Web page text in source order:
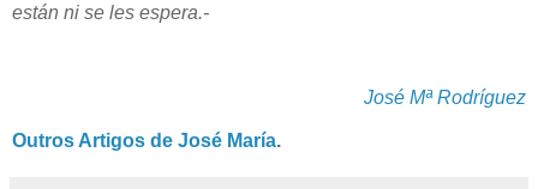
están ni se les espera.-
José Mª Rodríguez
Outros Artigos de José María.